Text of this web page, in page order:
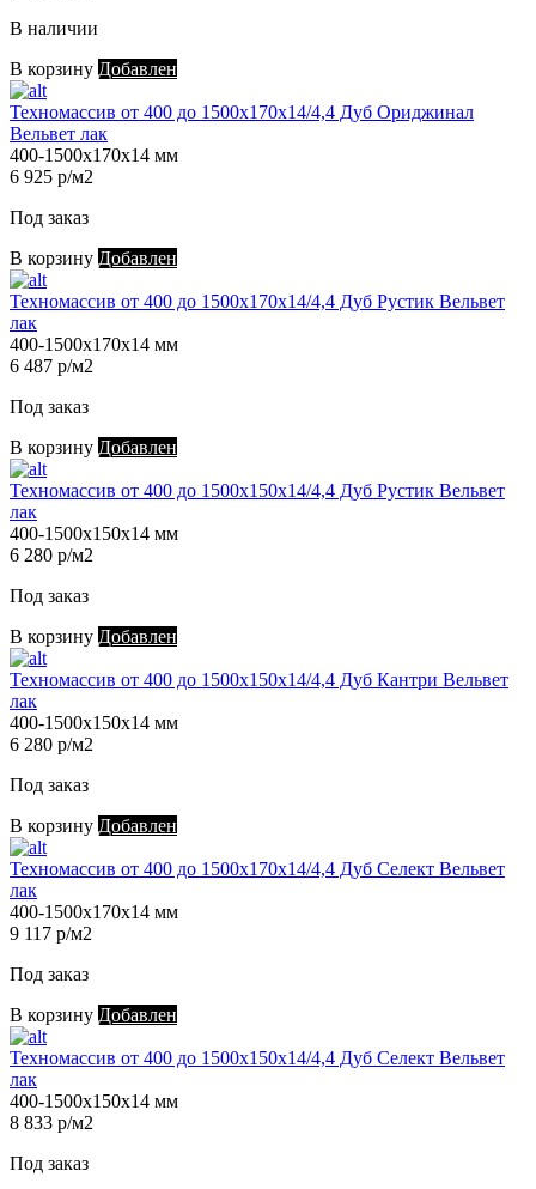
В наличии
В корзину Добавлен
Техномассив от 400 до 1500х170х14/4,4 Дуб Ориджинал
Вельвет лак
400-1500х170х14 мм
6 925 р/м2
Под заказ
В корзину Добавлен
Техномассив от 400 до 1500х170х14/4,4 Дуб Рустик Вельвет
лак
400-1500х170х14 мм
6 487 р/м2
Под заказ
В корзину Добавлен
Техномассив от 400 до 1500х150х14/4,4 Дуб Рустик Вельвет
лак
400-1500х150х14 мм
6 280 р/м2
Под заказ
В корзину Добавлен
Техномассив от 400 до 1500х150х14/4,4 Дуб Кантри Вельвет
лак
400-1500х150х14 мм
6 280 р/м2
Под заказ
В корзину Добавлен
Техномассив от 400 до 1500х170х14/4,4 Дуб Селект Вельвет
лак
400-1500х170х14 мм
9 117 р/м2
Под заказ
В корзину Добавлен
Техномассив от 400 до 1500х150х14/4,4 Дуб Селект Вельвет
лак
400-1500х150х14 мм
8 833 р/м2
Под заказ